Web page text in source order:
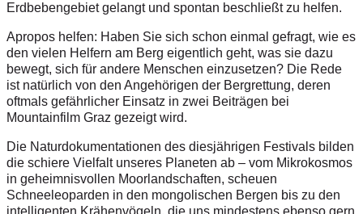
Erdbebengebiet gelangt und spontan beschließt zu helfen.
Apropos helfen: Haben Sie sich schon einmal gefragt, wie es
den vielen Helfern am Berg eigentlich geht, was sie dazu
bewegt, sich für andere Menschen einzusetzen? Die Rede
ist natürlich von den Angehörigen der Bergrettung, deren
oftmals gefährlicher Einsatz in zwei Beiträgen bei
Mountainfilm Graz gezeigt wird.
Die Naturdokumentationen des diesjährigen Festivals bilden
die schiere Vielfalt unseres Planeten ab – vom Mikrokosmos
in geheimnisvollen Moorlandschaften, scheuen
Schneeleoparden in den mongolischen Bergen bis zu den